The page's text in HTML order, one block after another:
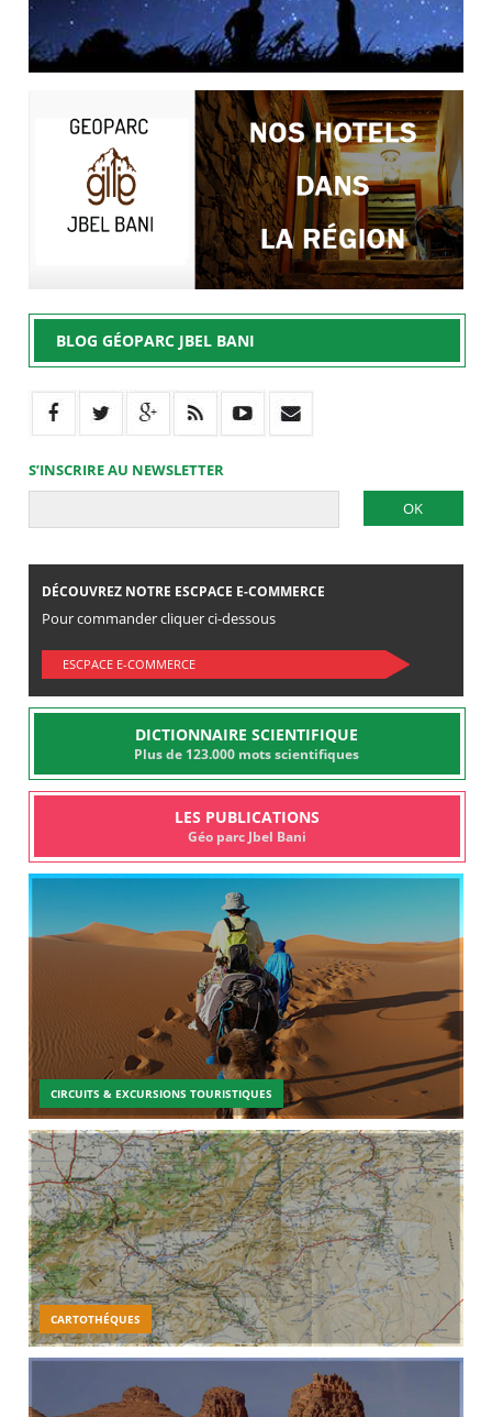
BLOG GÉOPARC JBEL BANI
S’INSCRIRE AU NEWSLETTER
DÉCOUVREZ NOTRE ESCPACE E-COMMERCE
Pour commander cliquer ci-dessous
ESCPACE E-COMMERCE
DICTIONNAIRE SCIENTIFIQUE
Plus de 123.000 mots scientifiques
LES PUBLICATIONS
Géo parc Jbel Bani
CIRCUITS & EXCURSIONS TOURISTIQUES
CARTOTHÉQUES